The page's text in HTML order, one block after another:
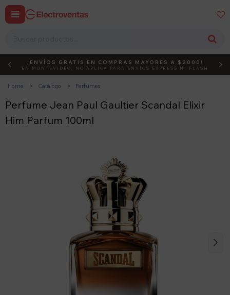
 
DEBUT ACTIVÁ EL CÓDIGO
¡ENVÍOS GRATIS EN COMPRAS MAYORES A $2000!
EN MONTEVIDEO, NO APLICA PARA ENVÍOS EXPRESS NI FLASH
Home Catálogo Perfumes
Perfume Jean Paul Gaultier Scandal Elixir
Him Parfum 100ml